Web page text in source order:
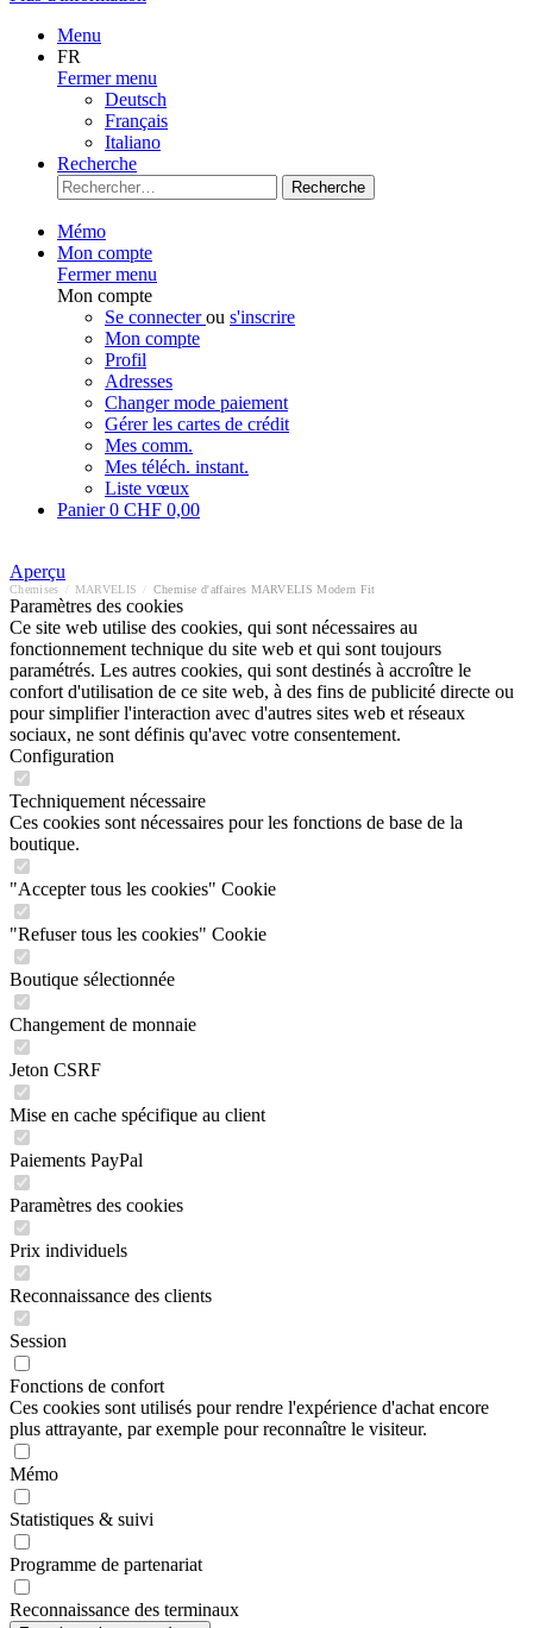
Menu
FR
Fermer menu
Deutsch
Français
Italiano
Recherche
Recherche
Mémo
Mon compte
Fermer menu
Mon compte
Se connecterou s'inscrire
Mon compte
Profil
Adresses
Changer mode paiement
Gérer les cartes de crédit
Mes comm.
Mes téléch. instant.
Liste vœux
Panier0 CHF 0,00
Aperçu
Chemises MARVELIS Chemise d'affaires MARVELIS Modern Fit
Paramètres des cookies
Ce site web utilise des cookies, qui sont nécessaires au
fonctionnement technique du site web et qui sont toujours
paramétrés. Les autres cookies, qui sont destinés à accroître le
confort d'utilisation de ce site web, à des fins de publicité directe ou
pour simplifier l'interaction avec d'autres sites web et réseaux
sociaux, ne sont définis qu'avec votre consentement.
Configuration
Techniquement nécessaire
Ces cookies sont nécessaires pour les fonctions de base de la
boutique.
"Accepter tous les cookies" Cookie
"Refuser tous les cookies" Cookie
Boutique sélectionnée
Changement de monnaie
Jeton CSRF
Mise en cache spécifique au client
Paiements PayPal
Paramètres des cookies
Prix individuels
Reconnaissance des clients
Session
Fonctions de confort
Ces cookies sont utilisés pour rendre l'expérience d'achat encore
plus attrayante, par exemple pour reconnaître le visiteur.
Mémo
Statistiques & suivi
Programme de partenariat
Reconnaissance des terminaux